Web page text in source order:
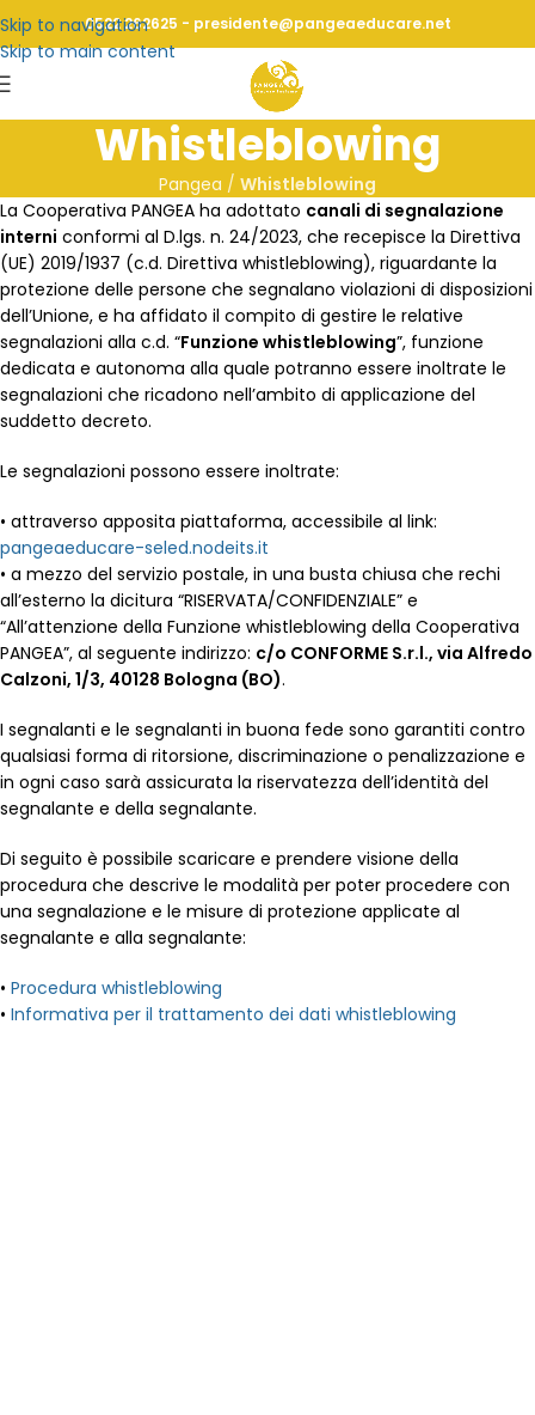
Skip to navigation
Skip to main content
0522 262625 - presidente@pangeaeducare.net
Whistleblowing
Pangea / Whistleblowing
La Cooperativa PANGEA ha adottato canali di segnalazione
interni conformi al D.lgs. n. 24/2023, che recepisce la Direttiva
(UE) 2019/1937 (c.d. Direttiva whistleblowing), riguardante la
protezione delle persone che segnalano violazioni di disposizioni
dell’Unione, e ha affidato il compito di gestire le relative
segnalazioni alla c.d. “Funzione whistleblowing”, funzione
dedicata e autonoma alla quale potranno essere inoltrate le
segnalazioni che ricadono nell’ambito di applicazione del
suddetto decreto.
Le segnalazioni possono essere inoltrate:
• attraverso apposita piattaforma, accessibile al link:
pangeaeducare-seled.nodeits.it
• a mezzo del servizio postale, in una busta chiusa che rechi
all’esterno la dicitura “RISERVATA/CONFIDENZIALE” e
“All’attenzione della Funzione whistleblowing della Cooperativa
PANGEA”, al seguente indirizzo: c/o CONFORME S.r.l., via Alfredo
Calzoni, 1/3, 40128 Bologna (BO).
I segnalanti e le segnalanti in buona fede sono garantiti contro
qualsiasi forma di ritorsione, discriminazione o penalizzazione e
in ogni caso sarà assicurata la riservatezza dell’identità del
segnalante e della segnalante.
Di seguito è possibile scaricare e prendere visione della
procedura che descrive le modalità per poter procedere con
una segnalazione e le misure di protezione applicate al
segnalante e alla segnalante:
• Procedura whistleblowing
• Informativa per il trattamento dei dati whistleblowing